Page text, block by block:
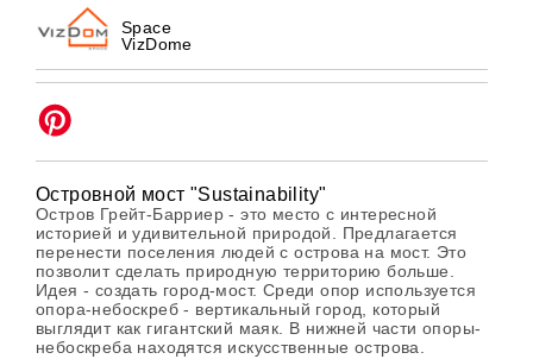
Space
VizDome
Островной мост "Sustainability"
Остров Грейт-Барриер - это место с интересной
историей и удивительной природой. Предлагается
перенести поселения людей с острова на мост. Это
позволит сделать природную территорию больше.
Идея - создать город-мост. Среди опор используется
опора-небоскреб - вертикальный город, который
выглядит как гигантский маяк. В нижней части опоры-
небоскреба находятся искусственные острова.